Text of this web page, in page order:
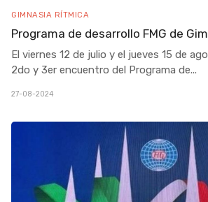
GIMNASIA RÍTMICA
Programa de desarrollo FMG de
El viernes 12 de julio y el jueves 15 de
2do y 3er encuentro del Programa de...
27-08-2024